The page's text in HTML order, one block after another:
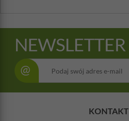
NEWSLETTER
@
KONTAKT